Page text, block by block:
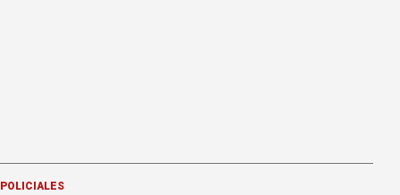
POLICIALES